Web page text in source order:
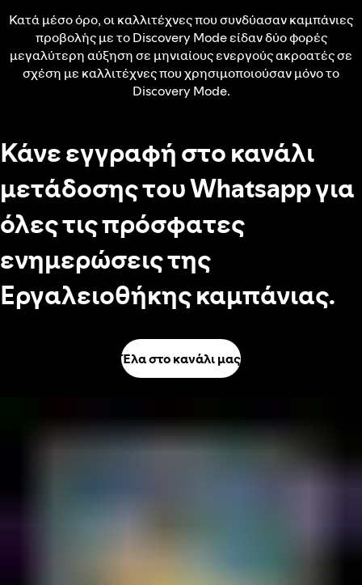
Κατά μέσο όρο, οι καλλιτέχνες που συνδύασαν καμπάνιες
προβολής με το Discovery Mode είδαν δύο φορές
μεγαλύτερη αύξηση σε μηνιαίους ενεργούς ακροατές σε
σχέση με καλλιτέχνες που χρησιμοποιούσαν μόνο το
Discovery Mode.
Κάνε εγγραφή στο κανάλι
μετάδοσης του Whatsapp για
όλες τις πρόσφατες
ενημερώσεις της
Εργαλειοθήκης καμπάνιας.
Έλα στο κανάλι μας